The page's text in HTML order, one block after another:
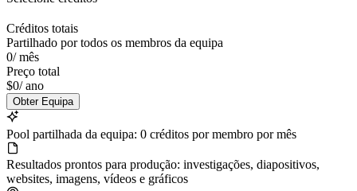
Créditos totais
Partilhado por todos os membros da equipa
0/mês
Preço total
$0/ano
Obter Equipa
Pool partilhada da equipa: 0 créditos por membro por mês
Resultados prontos para produção: investigações, diapositivos,
websites, imagens, vídeos e gráficos